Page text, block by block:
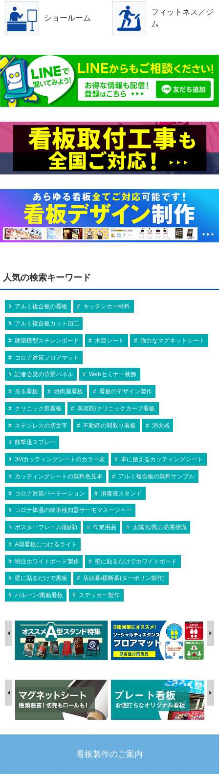
ショールーム
フィットネス／ジ
ム
人気の検索キーワード
アルミ複合板の看板 キッチンカー材料
アルミ複合板カット加工
建築模型スチレンボード 木目シート 強力なマグネットシート
コロナ対策フロアマット
記者会見の背景パネル Webセミナー装飾
光る看板 焼肉屋看板 看板のデザイン製作
クリニック窓看板 美容院/クリニックカーブ看板
ステンレスの切文字 不動産の間取り看板 消火器
熊撃退スプレー
3Mカッティングシートのカラー表 車に使えるカッティングシート
カッティングシートの無料色見本 アルミ複合板の無料サンプル
コロナ対策パーテーション 消毒液スタンド
コロナ体温の簡単検知器サーモマネージャー
ポスターフレーム(額縁) 作業用品 太陽光/風力発電標識
A型看板につけるライト
特注ホワイトボード製作 壁に貼るだけでホワイトボード
壁に貼るだけで黒板 店頭幕/横断幕(ターポリン製作)
バルーン/風船看板 ステッカー製作
看板製作のご案内